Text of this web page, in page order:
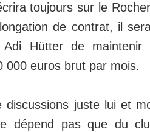
toujours sur le
de contrat, il
Hütter de maintenir
000 euros brut par mois.
discussions juste lui et
dépend pas que du